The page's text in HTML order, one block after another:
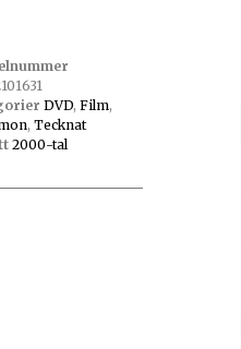
DVD, Film,
, Tecknat
2000-tal